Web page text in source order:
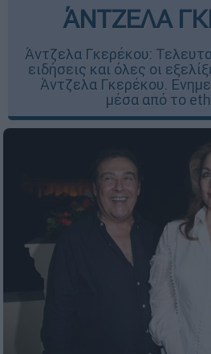
ΆΝΤΖΕΛΑ
Άντζελα Γκερέκου:
ειδήσεις και όλες οι
Άντζελα Γκερέκου.
μέσα από το